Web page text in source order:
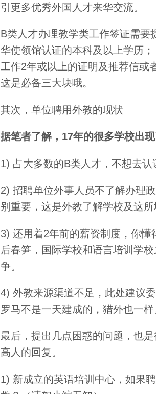
引更多优秀外国人才来华交流。
B类人才办理教学类工作签证需
华使领馆认证的本科及以上学历
工作2年或以上的证明及推荐信或
这是必备三大块哦。
其次，单位聘用外教的现状
据笔者了解，17年的很多学校出
1) 占大多数的B类人才，不想去认
2) 招聘单位外事人员不了解办理
别重要，这是外教了解学校及这所
3) 还用着2年前的薪资制度，你
后春笋，国际学校和语言培训学
争。
4) 外教来源渠道不足，此处建议
罗马不是一天建成的，猎外也一样
最后，提出几点困惑的问题，也
高人的回复。
1) 新成立的英语培训中心，如果